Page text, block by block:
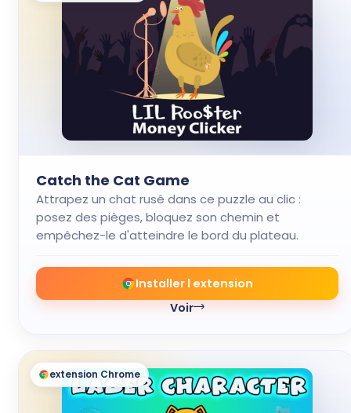
Catch the Cat Game
Attrapez un chat rusé dans ce puzzle au clic :
posez des pièges, bloquez son chemin et
empêchez-le d'atteindre le bord du plateau.
Installer l extension
Voir
extension Chrome